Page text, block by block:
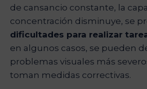
de cansancio constante, la
concentración disminuye, se
dificultades para realizar
en algunos casos, se pueden
problemas visuales más
toman medidas correctivas.